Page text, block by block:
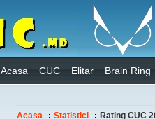
Acasa CUC Elitar Brain Ring
Acasa Statistici Rating CUC